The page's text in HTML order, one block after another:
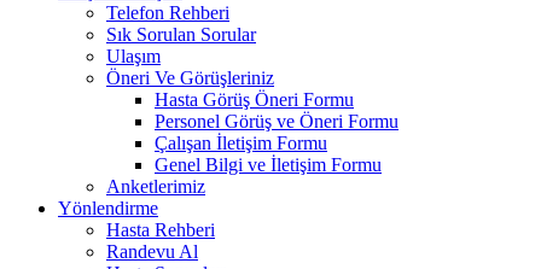
Telefon Rehberi
Sık Sorulan Sorular
Ulaşım
Öneri Ve Görüşleriniz
Hasta Görüş Öneri Formu
Personel Görüş ve Öneri Formu
Çalışan İletişim Formu
Genel Bilgi ve İletişim Formu
Anketlerimiz
Yönlendirme
Hasta Rehberi
Randevu Al